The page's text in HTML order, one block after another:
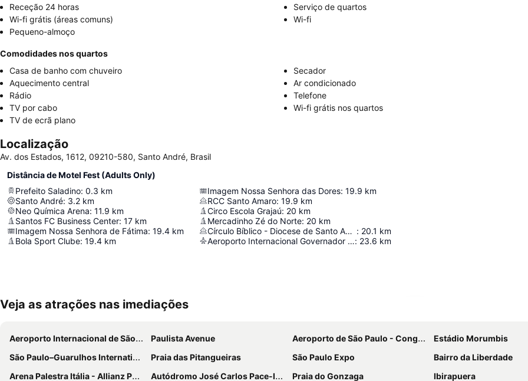
Receção 24 horas
Serviço de quartos
Wi-fi grátis (áreas comuns)
Wi-fi
Pequeno-almoço
Comodidades nos quartos
Casa de banho com chuveiro
Secador
Aquecimento central
Ar condicionado
Rádio
Telefone
TV por cabo
Wi-fi grátis nos quartos
TV de ecrã plano
Localização
Av. dos Estados, 1612, 09210-580, Santo André, Brasil
Distância de Motel Fest (Adults Only)
Prefeito Saladino: 0.3 km
Santo André: 3.2 km
Neo Química Arena: 11.9 km
Santos FC Business Center: 17 km
Imagem Nossa Senhora de Fátima: 19.4 km
Bola Sport Clube: 19.4 km
Imagem Nossa Senhora das Dores: 19.9 km
RCC Santo Amaro: 19.9 km
Circo Escola Grajaú: 20 km
Mercadinho Zé do Norte: 20 km
Círculo Bíblico - Diocese de Santo Amaro : 20.1 km
Aeroporto Internacional Governador André Franco Montoro: 23.6 km
Veja as atrações nas imediações
Aeroporto Internacional de São Paulo - Guarulhos Paulista Avenue Aeroporto de São Paulo - Congonhas
Estádio Morumbis
São Paulo–Guarulhos International Airport
Praia das Pitangueiras São Paulo Expo
Bairro da Liberdade
Arena Palestra Itália - Allianz Parque
Autódromo José Carlos Pace-Interlagos Praia do Gonzaga
Ibirapuera